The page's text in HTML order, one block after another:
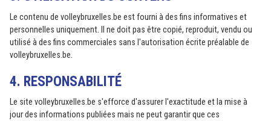
Le contenu de volleybruxelles.be est fourni à des fins informatives et
personnelles uniquement. Il ne doit pas être copié, reproduit, vendu ou
utilisé à des fins commerciales sans l'autorisation écrite préalable de
volleybruxelles.be.
4. RESPONSABILITÉ
Le site volleybruxelles.be s'efforce d'assurer l'exactitude et la mise à
jour des informations publiées mais ne peut garantir que ces